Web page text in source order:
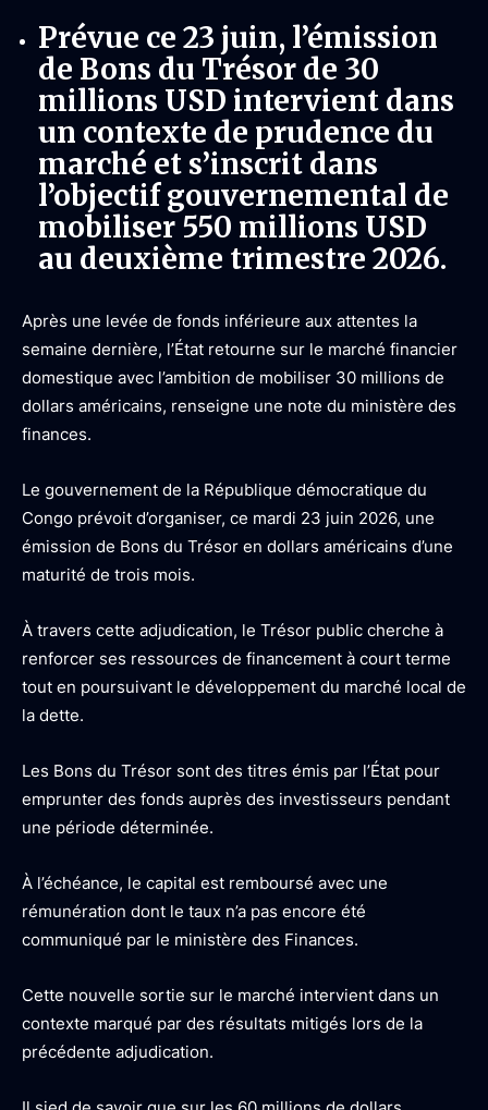
Prévue ce 23 juin, l’émission
de Bons du Trésor de 30
millions USD intervient dans
un contexte de prudence du
marché et s’inscrit dans
l’objectif gouvernemental de
mobiliser 550 millions USD
au deuxième trimestre 2026.
Après une levée de fonds inférieure aux attentes la
semaine dernière, l’État retourne sur le marché financier
domestique avec l’ambition de mobiliser 30 millions de
dollars américains, renseigne une note du ministère des
finances.
Le gouvernement de la République démocratique du
Congo prévoit d’organiser, ce mardi 23 juin 2026, une
émission de Bons du Trésor en dollars américains d’une
maturité de trois mois.
À travers cette adjudication, le Trésor public cherche à
renforcer ses ressources de financement à court terme
tout en poursuivant le développement du marché local de
la dette.
Les Bons du Trésor sont des titres émis par l’État pour
emprunter des fonds auprès des investisseurs pendant
une période déterminée.
À l’échéance, le capital est remboursé avec une
rémunération dont le taux n’a pas encore été
communiqué par le ministère des Finances.
Cette nouvelle sortie sur le marché intervient dans un
contexte marqué par des résultats mitigés lors de la
précédente adjudication.